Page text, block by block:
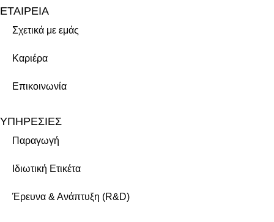
ΕΤΑΙΡΕΙΑ
Σχετικά με εμάς
Καριέρα
Επικοινωνία
ΥΠΗΡΕΣΙΕΣ
Παραγωγή
Ιδιωτική Ετικέτα
Έρευνα & Ανάπτυξη (R&D)